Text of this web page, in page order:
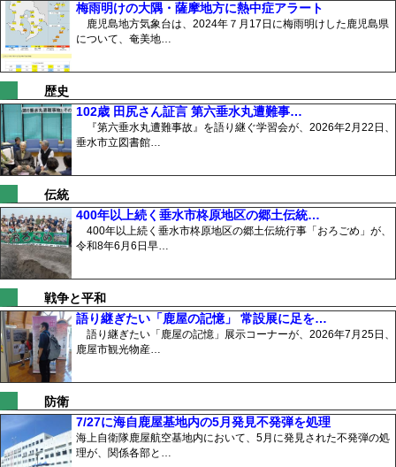
梅雨明けの大隅・薩摩地方に熱中症アラート
鹿児島地方気象台は、2024年７月17日に梅雨明けした鹿児島県
について、奄美地…
歴史
102歳 田尻さん証言 第六垂水丸遭難事…
『第六垂水丸遭難事故』を語り継ぐ学習会が、2026年2月22日、
垂水市立図書館…
伝統
400年以上続く垂水市柊原地区の郷土伝統…
400年以上続く垂水市柊原地区の郷土伝統行事「おろごめ」が、
令和8年6月6日早…
戦争と平和
語り継ぎたい「鹿屋の記憶」 常設展に足を…
語り継ぎたい「鹿屋の記憶」展示コーナーが、2026年7月25日、
鹿屋市観光物産…
防衛
7/27に海自鹿屋基地内の5月発見不発弾を処理
海上自衛隊鹿屋航空基地内において、5月に発見された不発弾の処
理が、関係各部と…